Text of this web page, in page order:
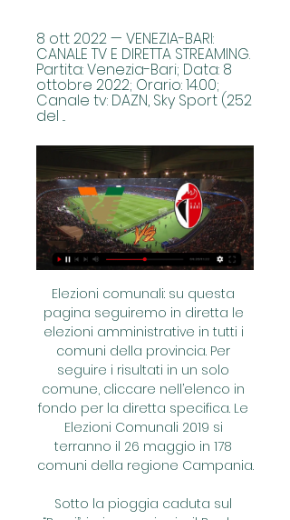
8 ott 2022 — VENEZIA-BARI:
CANALE TV E DIRETTA STREAMING.
Partita: Venezia-Bari; Data: 8
ottobre 2022; Orario: 14.00;
Canale tv: DAZN, Sky Sport (252
del ...
Elezioni comunali: su questa pagina seguiremo in diretta le elezioni amministrative in tutti i comuni della provincia. Per seguire i risultati in un solo comune, cliccare nell’elenco in fondo per la diretta specifica. Le Elezioni Comunali 2019 si terranno il 26 maggio in 178 comuni della regione Campania.

Sotto la pioggia caduta sul “Bravi”, ieri pomeriggio, il Bra ha dovuto lasciare lo scettro alla Lavagnese. A tre giorni dalla bella prova di Sarzana, i giallorossi sono parsi sotto tono e, a tratti, irriconoscibili, poi sconfitti per 1-3 dai bianconeri genovesi.

Venezia - Bari: diretta live e risultato in tempo reale 8 ore fa — Venezia Bari cronaca diretta live risultato in tempo reale. La Dove vedere in tv e streaming la gara valida per la 29ma giornata di Serie B.

Oggi si torna in campo per giocare l'anticipo della quattordicesima giornata del Campionato Primavera. Ecco di seguito tutto il programma e la classifica..

Dove vedere Roma Barcellona in diretta TV: La partita, con calcio d’inizio fissato alle 20,45, sarà visibile su Premium Sport (canale 370) e Premium Sport HD (canale 380) solo ed esclusivamente per gli abbonati a Mediaset Premium. Dove vedere Roma Barcellona in streaming live gratis: Gli abbonati

INVERUNO-SONDRIO 2-1 Marcatori: Broggini al 29', Spaggiari su rigore al 46' pt; Chessa al 3' st. INVERUNO (3-5-2. Chessa, Lazzaro, Demasi (dal 24' st Marioli), Leotta; Broggini (dal 42' st Rivaletto. Diretta Calcio Sondrio Blog - La Provincia di Lecco Edizione Digitale | Abbonamenti.

Milano, 11 agosto 2019 - Si gioca oggi, domenica 11 agosto, il secondo turno della Coppa Italia di calcio, che si disputa con una partita unica in casa della testa di serie, ovvero la squadra di serie B (avversarie le formazioni di serie C che hanno superato il primo turno). In caso di parità, si

RADIO 103: emittente di Chieti fondata da Carlo Bonetti e dal professor Andrea Ledda (oggi noto andrologo) sede in via Ravizza 70 a Chieti, irradiava i suoi programmi dai 99,000 e 102,800, viene registrata come “quotidiano radiodiffuso” con direttore Luigi Paragone, 103 mhz in modulazione di frequenza con 25 w sufficienti per operare nel raggio di circa 60 chilometri dello studio, copre un.

Il mondo è ancora più bello visto dalla sella di una bicicletta. Forse è per questo che sempre più turisti scelgono le due ruote per staccare dalla frenesia quotidiana e scoprire un modo nuovo di vivere le bellezze naturali, le tradizioni, la cultura, l’enogastronomia.

Bari-Venezia: dove vederla Tv e Diretta Streaming, Sky o 1 mar 2023 — Bari-Venezia è trasmessa in diretta da Dazn, a partire dalle ore 20:30 del giorno 01-03-2023. Per vedere la partita occorre prima di tutto ...

diretta della civiltà egizia all'informazione diretta da parte degli Europei che, nelle grandi sale del museo del Louvre di Parigi, videro per la prima volta i ca-polavori della committenza regale dei faraoni. L'av-venimento delle spedizioni napoleoniche, quindi, ebbe una valenza non solamente storico-politica ma

L'appuntamento è per domani, a partire dalle 13,30, fino a dopo le 22 con i Misteri di Trapani. I "Quadri" rappresentazioni sacre che affondano le radici nella dominazione spagnola, si tingono di barocco, hanno una fisionomia forte, la stessa che ormai appartiene alla città da secoli.

Conferenza Stampa per Giampiero Pinzi allo Stadio Euganeo, subito dopo il rinnovo con il Padova fino al 2019: “Sono molto contento di continuare questa avventura, credo di essermi meritato la conferma e di giocare in B, un campionato molto migliore rispetto alla C. C’è stato un po’ un tira e molla, ma alla fine la mia.

Pronostico e statistiche dell'incontro di calcio Sampdoria - Juventus di Italia Serie A del 19/11/2017. Disponibili anche tutti i pronostici della giornata del campionato Italia Serie A

La bella addormentata, è di Charles Perrault. Prima ancora di Perrault, l’italiano Giambattista Basile (nella raccolta “Lo cunto de li cunti”) narra di una principessa addormentata per un incantesimo nel meridione dell’Italia. Al racconto di Basile, Perrault si ispira per la sua versione

La Segunda División è la seconda divisione del calcio peruviano. È organizzata dalla FPF, la federazione calcistica peruviana. Il campionato è composto da 2 fasi: la prima fase con girone all'italiana tra tutte le squadre partecipanti; nella seconda fase le squadre sono …

Come vedere Bari-Venezia in diretta streaming (Serie B) 1 mar 2023 — diretta streaming la partita per la giornata 27 di Serie B. Come vedere Bari-Venezia in streaming (Serie B). Entertainment Sport TV Film e Serie ...

Venezia in diretta tv 25.11.2023 3 ore fa — | Les 24h 25 nov 2023 — 3 ore fa — Bari vs Venezia in diretta streaming 25 novembre 2023 Ammonizione per Andrea Favilli (Ternana)!. Ternana logo. 70'.

L'Empoli torna alla vittoria dopo sei turni in cui aveva raccolto un solo punto. Era la giornata degli ex Lodi e Campilongo, che esordiva sulla panchina ciociara proprio nel suo vecchio stadio. Finisce

Sidicopy S.r.l., con sede in Firenze (FI), viale F.lli Rosselli n.29R, partita IVA e codice fiscale 05079720487, per l’importo di € 669,00 (di cui Euro 20,00 per oneri per la sicurezza) – Iva esclusa. Direzione Regionale della Toscana _____ Settore Gestione Risorse Ufficio Risorse materiali AGE.AGEDRTOS.TRASMISSIONE DEI DOCUMENTI TRA.

⚽ LE PAGELLAZZE™ di CESENA-SPEZIA ⚽ È come La Cura, solo che non c’è Battiato, ma Castori IL MIGLIORE Rigione IL PEGGIORE Kone ⚽ Basta un gol per...

L’incontro ravvicinato tra Liverpool e Tottenham, arrivato a dama ribaltando incredibilmente sul gong l’Ajax (2-3) con una epica tripletta di Lucas Moura, altro scarto di lusso del Psg per fare spazio alle bizze di Neymar, sembra quasi un segno del destino: in finale, quasi in fotocopia, vanno le due squadre che sono riuscite in semifinale.

Incendio doloso a Bologna, treni in tilt. Ritardi e disagi da Nord a Sud (foto) Mattinata di caos non soltanto a Bologna, ma anche in altre stazioni, da Nord al centro Italia. Numerosi ritardi ma anche cancellazioni di treni. La linea più penalizzata è la Milano-Bologna, quella interessata dall

La diretta live di Robur Siena-Pistoiese, match valido per la settima giornata di Serie C 2019/2020. Nel girone A scendono in campo i bianconeri e gli arancioni per questo derby toscano. I padroni di casa fin qui hanno alternato perfettamente vittorie e sconfitte e devono trovare continuità,.

AMOROSI - Fine settimana pasquale all'insegna del botta e risposta in Valle Telesina. Alla nota del consigliere di minoranza di Telese Terme, Angela

De Laurentiis: 'Siamo in linea con squadre top europee, Juve con CR7 ha alzato asticella' Il presidente del Napoli, al Corriere della Sera, ha parlato di tanti temi, dalla Serie A fino all'idea di una nuova competizione europea.

Serie B, Bari - Venezia: dove vedere la partita in diretta tv e 1 mar 2023 — Gli utenti Sky potranno seguire la partita anche sull'app SkyGO. La partita verrà trasmessa anche su Dazn, Helbiz Live e in pay-per-view su ...

Una collezione di tram d´epoca per vivere un´esperienza unica nel cuore di Roma. Veicoli di linea e strutture aziendali per attività cinematografiche. Servizi di noleggio Gran Turismo con conducente e servizi di navetta per Aziende.

Bari in tv e diretta streaming: dove vederla, canale, orario d' 8 ott 2022 — Per l'ottava giornata di Serie B si affrontano Venezia e Bari. I padroni di casa si sono rilanciati in classifica dopo la vittoria esterna a ...

I am Calcio, social magazine sul mondo del calcio. Classifiche, pronostici e. Modena, OltrepoVoghera, Pavia, Pergolettese, Reggio Audace, San Marino, Sasso Marconi, Vigor Carpaneto). La stagione parte il 16/09/2018 e si. Serie D COPPA ITALIA SERIE D - Foggia-Turris LIVE, diretta testuale del match 16 Ottobre 2019 alle 17:30;.

elezione diretta del sindaco e del consiglio comunale Liste dei candidati per l’elezione diretta alla carica di sindaco e di n. 16 consiglieri comunali, che avrà luogo domenica 26 maggio 2019. (Artt. 72 e 73 del decreto legislativo 18 agosto 2000, n. 267. ed art. 34 del testo unico 16 maggio 1960, n. 570, e successive modificazioni).

Bari-Venezia: dove vederla Tv e Diretta Streaming, Sky o 25 nov 2023 — Bari-Venezia è trasmessa in diretta da Dazn, a partire dalle ore 14:00 del giorno 25-11-2023. La partita sarà trasmessa in diretta anche da Sky ...

2010-5-21 · Mi chiamo Florida Copa, femmina, nata il 06/03/1986 a Durazzo, in Albania. Sin da piccola sono emigrata in Italia con i genitori e le sorelle. Assieme a tutta …

Pontedera-Robur Siena- Esordio negativo in campionato per entrambe le compagini, sconfitte rispettivamente contro Rieti e Ternana con il punteggio di 2-1. Questo pomeriggio, con calcio d’inizio alle ore 15.00 allo Stadio “Ettore Mannucci.

Il club canottieri Roggero di Lauria ha presentato il suo programma di attività che sarà incentrato sul ritorno alle regate d'altura. Due gli appuntamenti in calendario: il 21 agosto il ritorno alla Palermo Montecarlo dopo quattro anni di assenza e il 19 ottobre l'esordio alla Rolex Middle Sea Race.

Usiamo i cookies per assicurarti la migliore esperienza sul nostro sito. Navigando sul nostro sito, accetti l'uso dei cookies. Approfondimento OK

Ecco le formazioni ufficiali di Perugia e Cosenza che si sfideranno a partire dalle ore 15:00 presso lo stadio "Renato Curi". PERUGIA (4-3-1-2):.

Il prelodato critico, riscontra “contrassegni evidenti e vigorosi dell’arte così detta normanna” nella finestra della sagrestia della cattedrale di Messina, mentre questa altro non è se non un saggio di quell’architettura genialissima, frammista di elementi locali e spagnuoli, fiorita in Messina e nelle provincia intorno agli ultimi.

Bari-Venezia, streaming e diretta TV: Sky, NOW o DAZN 23 nov 2023 — La partita prevista per le 14:00 di sabato 25 novembre sarà disponibile sia su Sky (e NOW), che su DAZN. Sulla prima piattaforma sarà possibile ...

Improbabili vicende di seduzione, equivoci e relazioni extraconiugali s